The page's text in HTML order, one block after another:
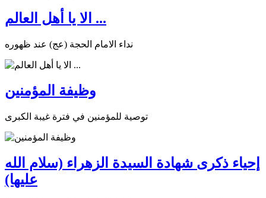
الا يا أهل العالم ...
نداء الامام الحجة (عج) عند ظهوره
وظيفة المؤمنين
توصية للمؤمنين في فترة غيبة الكبرى
إحياء ذكرى شهادة السيدة الزهراء (سلام الله
عليها)